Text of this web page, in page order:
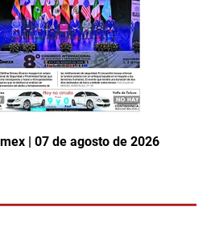
| 07 de agosto de 2026